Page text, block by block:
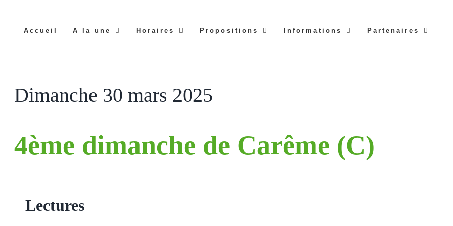
Accueil A la une Horaires Propositions Informations Partenaires
Dimanche 30 mars 2025
4ème dimanche de Carême (C)
Lectures